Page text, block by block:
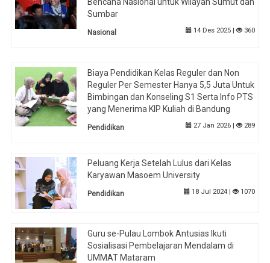
Bencana Nasional untuk Wilayah Sumut dan
Sumbar
Nasional 14 Des 2025 | 360
Biaya Pendidikan Kelas Reguler dan Non
Reguler Per Semester Hanya 5,5 Juta Untuk
Bimbingan dan Konseling S1 Serta Info PTS
yang Menerima KIP Kuliah di Bandung
Pendidikan 27 Jan 2026 | 289
Peluang Kerja Setelah Lulus dari Kelas
Karyawan Masoem University
Pendidikan 18 Jul 2024 | 1070
Guru se-Pulau Lombok Antusias Ikuti
Sosialisasi Pembelajaran Mendalam di
UMMAT Mataram